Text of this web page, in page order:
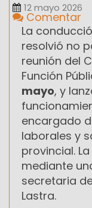
12 mayo 2026
Comentar
La
resolvió no
reunión del
Función
mayo, y
encargado
laborales y
provincial.
mediante
secretaria
Lastra.